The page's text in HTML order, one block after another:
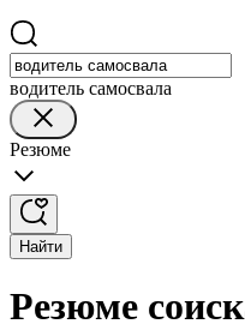
водитель самосвала
Резюме
Найти
Резюме